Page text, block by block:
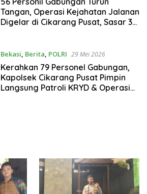
Tangan, Operasi Kejahatan Jalanan
Digelar di Cikarang Pusat, Sasar 3C
Bekasi, Berita, POLRI 29 Mei 2026
Kerahkan 79 Personel Gabungan,
Kapolsek Cikarang Pusat Pimpin
Langsung Patroli KRYD & Operasi